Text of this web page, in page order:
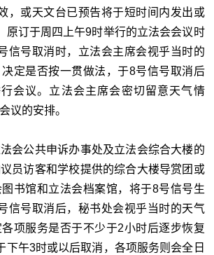
，或天文台已预告将于短时间内发出或
原订于周四上午9时举行的立法会会议时
信号取消时，立法会主席会视乎当时的
定是否按一贯做法，于8号信号取消后
会议。立法会主席会密切留意天气情
议的安排。
会公共申诉办事处及立法会综合大楼的
员访客和学校提供的综合大楼导赏团或
书馆和立法会档案馆，将于8号信号生
信号取消后，秘书处会视乎当时的天气
项服务是否于不少于2小时后逐步恢复
下午3时或以后取消，各项服务则会全日